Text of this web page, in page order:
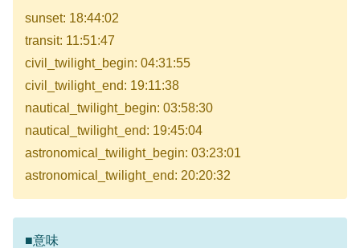
sunset: 18:44:02
transit: 11:51:47
civil_twilight_begin: 04:31:55
civil_twilight_end: 19:11:38
nautical_twilight_begin: 03:58:30
nautical_twilight_end: 19:45:04
astronomical_twilight_begin: 03:23:01
astronomical_twilight_end: 20:20:32
■意味